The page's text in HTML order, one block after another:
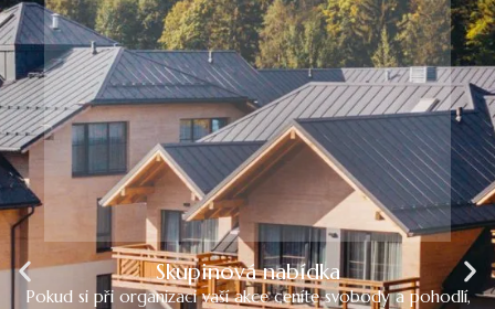
Skupinová nabídka
Pokud si při organizaci vaší akce ceníte svobody a pohodlí,